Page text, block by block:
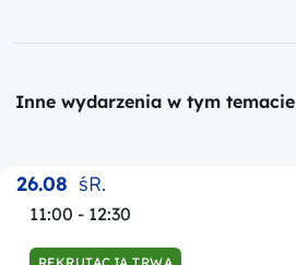
Inne wydarzenia w tym temacie
26.08 śR.
11:00 - 12:30